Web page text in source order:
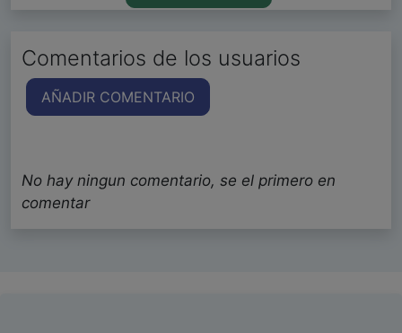
Comentarios de los usuarios
AÑADIR COMENTARIO
No hay ningun comentario, se el primero en
comentar